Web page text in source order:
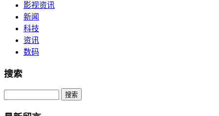
影视资讯
新闻
科技
资讯
数码
搜索
Search